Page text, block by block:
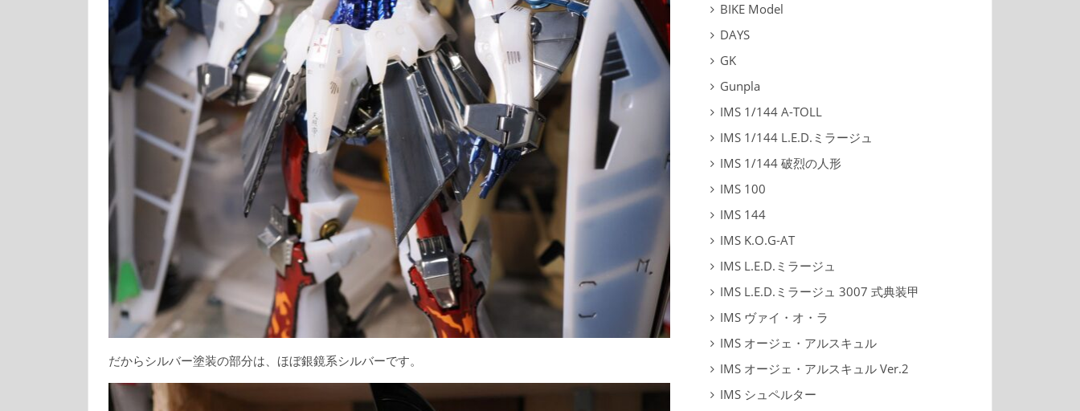
だからシルバー塗装の部分は、ほぼ銀鏡系シルバーです。
BIKE Model
DAYS
GK
Gunpla
IMS 1/144 A-TOLL
IMS 1/144 L.E.D.ミラージュ
IMS 1/144 破烈の人形
IMS 100
IMS 144
IMS K.O.G-AT
IMS L.E.D.ミラージュ
IMS L.E.D.ミラージュ 3007 式典装甲
IMS ヴァイ・オ・ラ
IMS オージェ・アルスキュル
IMS オージェ・アルスキュル Ver.2
IMS シュペルター